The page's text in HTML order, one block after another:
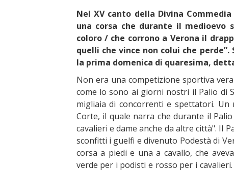
Nel XV canto della Divina
una corsa che durante il medioevo
coloro / che corrono a Verona il
quelli che vince non colui che
la prima domenica di quaresima,
Non era una competizione sportiva
come lo sono ai giorni nostri il Palio di
migliaia di concorrenti e spettatori.
Corte, il quale narra che durante il
cavalieri e dame anche da altre città". Il
sconfitti i guelfi e divenuto Podestà di
corsa a piedi e una a cavallo, che
verde per i podisti e rosso per i